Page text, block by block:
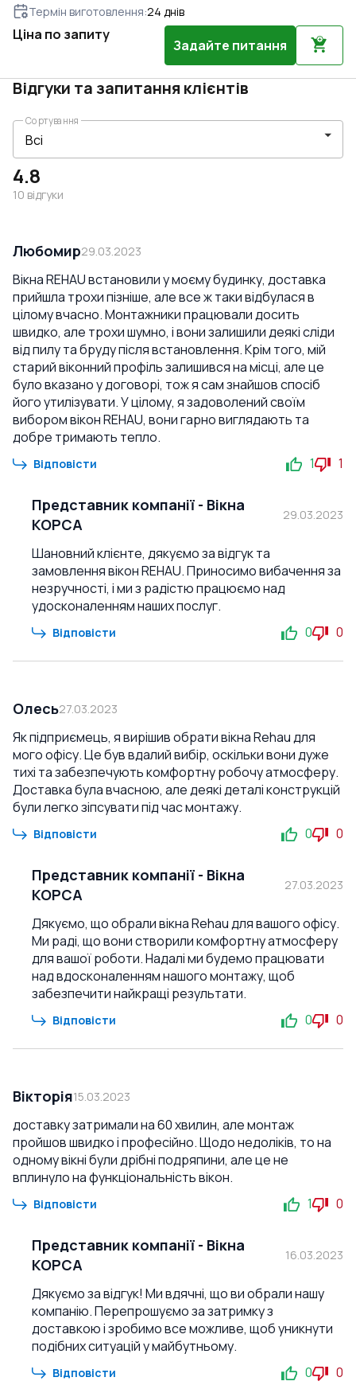
Термін виготовлення:24 днів
Ціна по запиту
Задайте питання
Відгуки та запитання клієнтів
4.8
10 відгуки
Сортування
Любомир29.03.2023
Вікна REHAU встановили у моєму будинку, доставка
прийшла трохи пізніше, але все ж таки відбулася в
цілому вчасно. Монтажники працювали досить
швидко, але трохи шумно, і вони залишили деякі сліди
від пилу та бруду після встановлення. Крім того, мій
старий віконний профіль залишився на місці, але це
було вказано у договорі, тож я сам знайшов спосіб
його утилізувати. У цілому, я задоволений своїм
вибором вікон REHAU, вони гарно виглядають та
добре тримають тепло.
Відповісти 1 1
Представник компанії - Вікна
КОРСА
29.03.2023
Шановний клієнте, дякуємо за відгук та
замовлення вікон REHAU. Приносимо вибачення за
незручності, і ми з радістю працюємо над
удосконаленням наших послуг.
Відповісти 0 0
Олесь27.03.2023
Як підприємець, я вирішив обрати вікна Rehau для
мого офісу. Це був вдалий вибір, оскільки вони дуже
тихі та забезпечують комфортну робочу атмосферу.
Доставка була вчасною, але деякі деталі конструкцій
були легко зіпсувати під час монтажу.
Відповісти 0 0
Представник компанії - Вікна
КОРСА
27.03.2023
Дякуємо, що обрали вікна Rehau для вашого офісу.
Ми раді, що вони створили комфортну атмосферу
для вашої роботи. Надалі ми будемо працювати
над вдосконаленням нашого монтажу, щоб
забезпечити найкращі результати.
Відповісти 0 0
Вікторія15.03.2023
доставку затримали на 60 хвилин, але монтаж
пройшов швидко і професійно. Щодо недоліків, то на
одному вікні були дрібні подряпини, але це не
вплинуло на функціональність вікон.
Відповісти 1 0
Представник компанії - Вікна
КОРСА
16.03.2023
Дякуємо за відгук! Ми вдячні, що ви обрали нашу
компанію. Перепрошуємо за затримку з
доставкою і зробимо все можливе, щоб уникнути
подібних ситуацій у майбутньому.
Відповісти 0 0